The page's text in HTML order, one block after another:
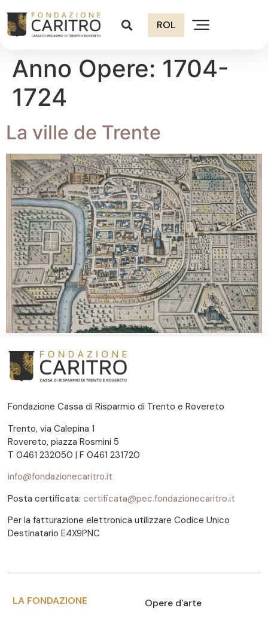
ROL
Anno Opere: 1704-
1724
La ville de Trente
Fondazione Cassa di Risparmio di Trento e Rovereto
Trento, via Calepina 1
Rovereto, piazza Rosmini 5
T 0461 232050 | F 0461 231720
info@fondazionecaritro.it
Posta certificata: certificata@pec.fondazionecaritro.it
Per la fatturazione elettronica utilizzare Codice Unico
Destinatario E4X9PNC
LA FONDAZIONE Opere d'arte